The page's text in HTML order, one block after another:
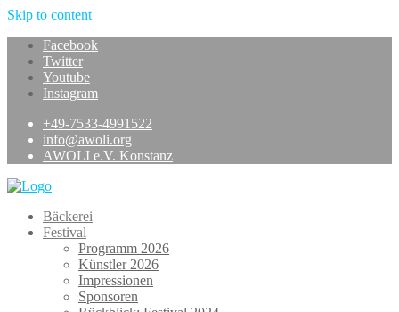
Skip to content
Facebook
Twitter
Youtube
Instagram
+49-7533-4991522
info@awoli.org
AWOLI e.V. Konstanz
Bäckerei
Festival
Programm 2026
Künstler 2026
Impressionen
Sponsoren